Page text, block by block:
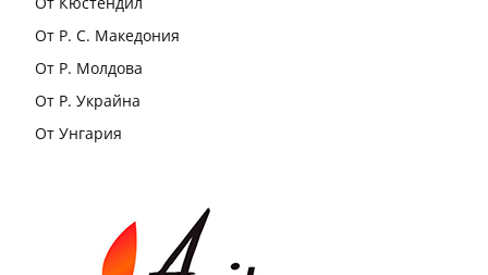
От Р. С. Македония
От Р. Молдова
От Р. Украйна
От Унгария